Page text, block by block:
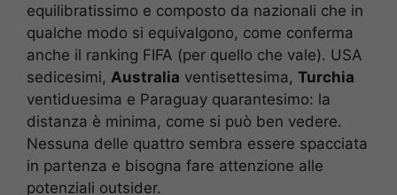
equilibratissimo e composto da nazionali che in
qualche modo si equivalgono, come conferma
anche il ranking FIFA (per quello che vale). USA
sedicesimi, Australia ventisettesima, Turchia
ventiduesima e Paraguay quarantesimo: la
distanza è minima, come si può ben vedere.
Nessuna delle quattro sembra essere spacciata
in partenza e bisogna fare attenzione alle
potenziali outsider.